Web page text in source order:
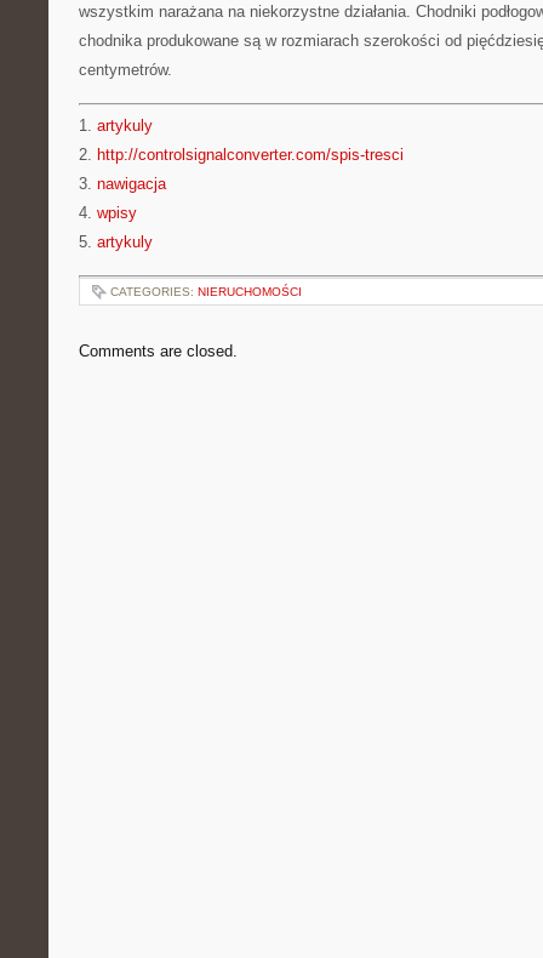
wszystkim narażana na niekorzystne działania. Chodniki
chodnika produkowane są w rozmiarach szerokości od
centymetrów.
1. artykuly
2. http://controlsignalconverter.com/spis-tresci
3. nawigacja
4. wpisy
5. artykuly
CATEGORIES: NIERUCHOMOŚCI
Comments are closed.